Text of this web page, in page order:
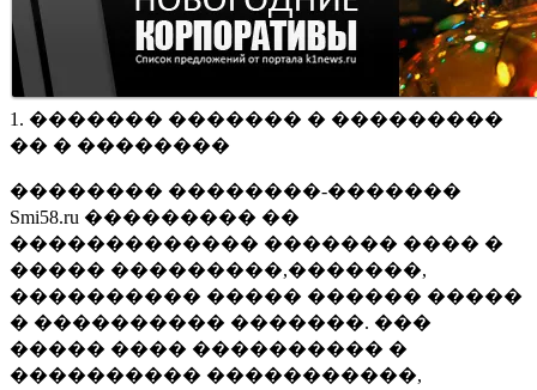
1. ������� ������� � ���������
�� � ��������
�������� ��������-�������
Smi58.ru ��������� ��
������������� ������� ���� �
����� ���������,�������,
���������� ����� ������ �����
� ���������� �������. ���
����� ���� ���������� �
���������� �����������,